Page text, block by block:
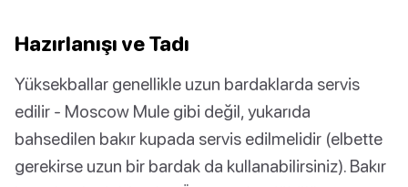
Hazırlanışı ve Tadı
Yüksekballar genellikle uzun bardaklarda servis
edilir - Moscow Mule gibi değil, yukarıda
bahsedilen bakır kupada servis edilmelidir (elbette
gerekirse uzun bir bardak da kullanabilirsiniz). Bakır